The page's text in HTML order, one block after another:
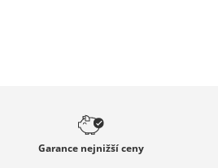
Garance nejnižší ceny